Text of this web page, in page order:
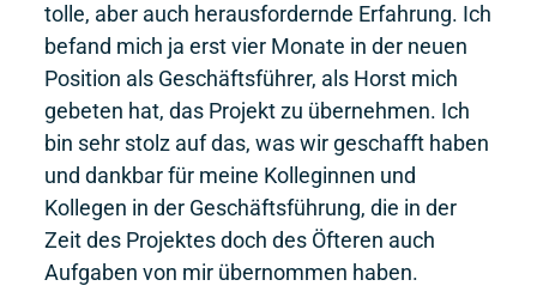
tolle, aber auch herausfordernde Erfahrung. Ich
befand mich ja erst vier Monate in der neuen
Position als Geschäftsführer, als Horst mich
gebeten hat, das Projekt zu übernehmen. Ich
bin sehr stolz auf das, was wir geschafft haben
und dankbar für meine Kolleginnen und
Kollegen in der Geschäftsführung, die in der
Zeit des Projektes doch des Öfteren auch
Aufgaben von mir übernommen haben.